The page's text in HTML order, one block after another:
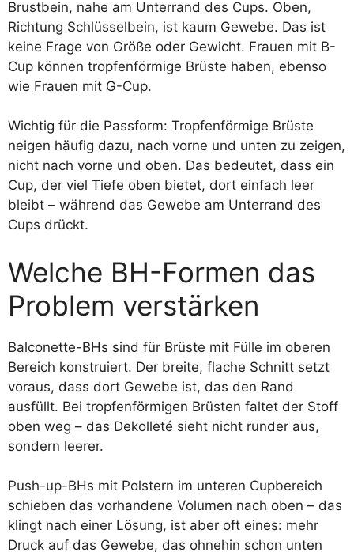
Brustbein, nahe am Unterrand des Cups. Oben,
Richtung Schlüsselbein, ist kaum Gewebe. Das ist
keine Frage von Größe oder Gewicht. Frauen mit B-
Cup können tropfenförmige Brüste haben, ebenso
wie Frauen mit G-Cup.
Wichtig für die Passform: Tropfenförmige Brüste
neigen häufig dazu, nach vorne und unten zu zeigen,
nicht nach vorne und oben. Das bedeutet, dass ein
Cup, der viel Tiefe oben bietet, dort einfach leer
bleibt – während das Gewebe am Unterrand des
Cups drückt.
Welche BH-Formen das
Problem verstärken
Balconette-BHs sind für Brüste mit Fülle im oberen
Bereich konstruiert. Der breite, flache Schnitt setzt
voraus, dass dort Gewebe ist, das den Rand
ausfüllt. Bei tropfenförmigen Brüsten faltet der Stoff
oben weg – das Dekolleté sieht nicht runder aus,
sondern leerer.
Push-up-BHs mit Polstern im unteren Cupbereich
schieben das vorhandene Volumen nach oben – das
klingt nach einer Lösung, ist aber oft eines: mehr
Druck auf das Gewebe, das ohnehin schon unten